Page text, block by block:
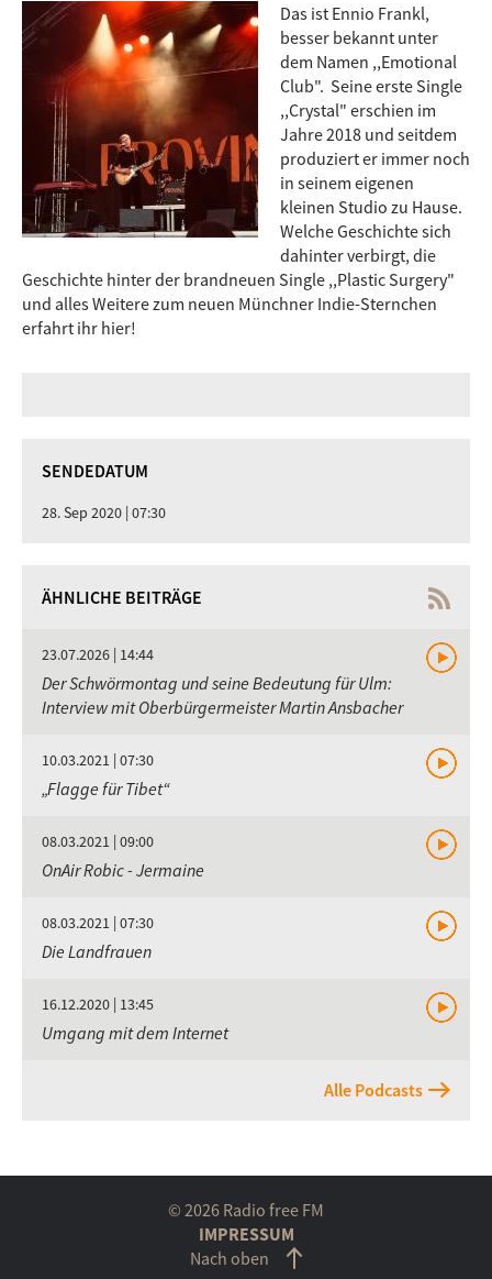
Das ist Ennio Frankl,
besser bekannt unter
dem Namen ,,Emotional
Club". Seine erste Single
,,Crystal" erschien im
Jahre 2018 und seitdem
produziert er immer noch
in seinem eigenen
kleinen Studio zu Hause.
Welche Geschichte sich
dahinter verbirgt, die
Geschichte hinter der brandneuen Single ,,Plastic Surgery"
und alles Weitere zum neuen Münchner Indie-Sternchen
erfahrt ihr hier!
SENDEDATUM
28. Sep 2020 | 07:30
ÄHNLICHE BEITRÄGE
23.07.2026 | 14:44
Der Schwörmontag und seine Bedeutung für Ulm:
Interview mit Oberbürgermeister Martin Ansbacher
10.03.2021 | 07:30
„Flagge für Tibet“
08.03.2021 | 09:00
OnAir Robic - Jermaine
08.03.2021 | 07:30
Die Landfrauen
16.12.2020 | 13:45
Umgang mit dem Internet
Alle Podcasts
© 2026 Radio free FM
IMPRESSUM
Nach oben